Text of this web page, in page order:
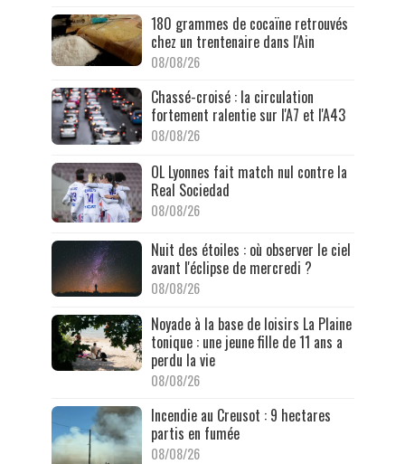
180 grammes de cocaïne retrouvés
chez un trentenaire dans l'Ain
08/08/26
Chassé-croisé : la circulation
fortement ralentie sur l'A7 et l'A43
08/08/26
OL Lyonnes fait match nul contre la
Real Sociedad
08/08/26
Nuit des étoiles : où observer le ciel
avant l'éclipse de mercredi ?
08/08/26
Noyade à la base de loisirs La Plaine
tonique : une jeune fille de 11 ans a
perdu la vie
08/08/26
Incendie au Creusot : 9 hectares
partis en fumée
08/08/26